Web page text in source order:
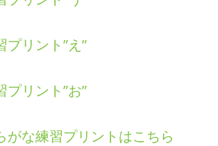
プリント”え”
プリント”お”
がな練習プリントはこちら